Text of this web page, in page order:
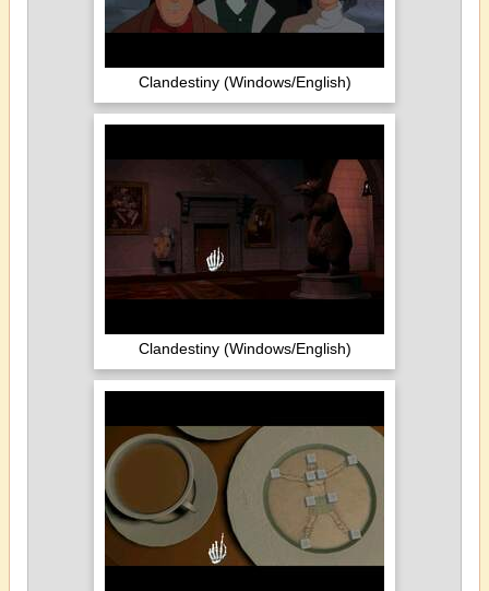
Clandestiny (Windows/English)
Clandestiny (Windows/English)